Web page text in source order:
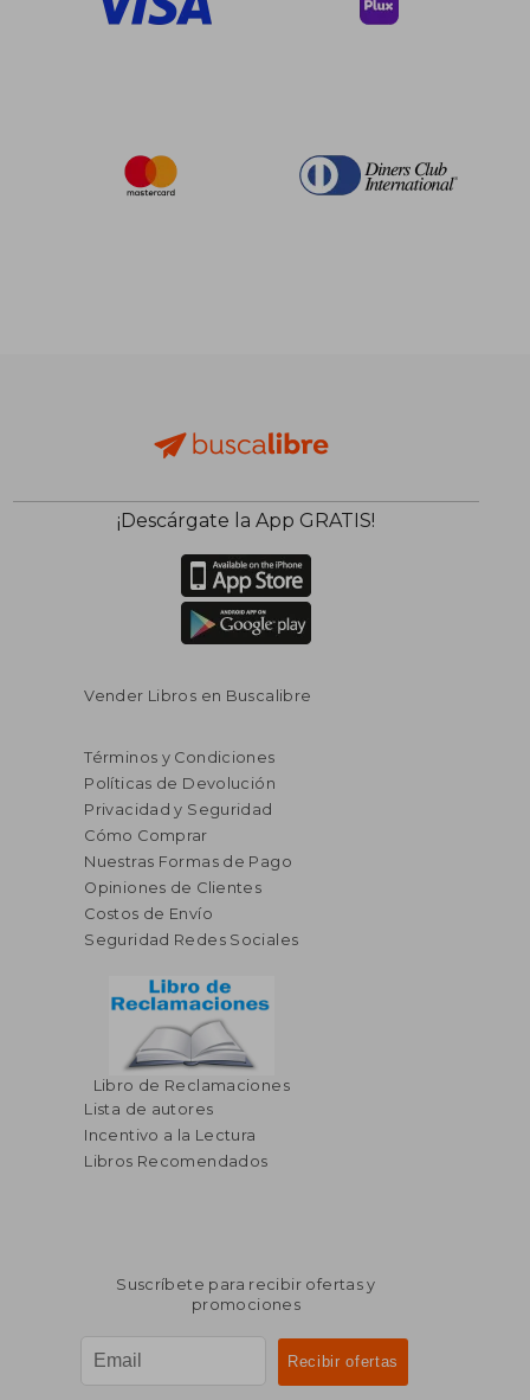
¡Descárgate la App GRATIS!
Vender Libros en Buscalibre
Términos y Condiciones
Políticas de Devolución
Privacidad y Seguridad
Cómo Comprar
Nuestras Formas de Pago
Opiniones de Clientes
Costos de Envío
Seguridad Redes Sociales
Libro de Reclamaciones
Lista de autores
Incentivo a la Lectura
Libros Recomendados
Suscríbete para recibir ofertas y
promociones